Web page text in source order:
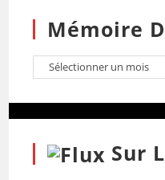
Mémoire
Sur